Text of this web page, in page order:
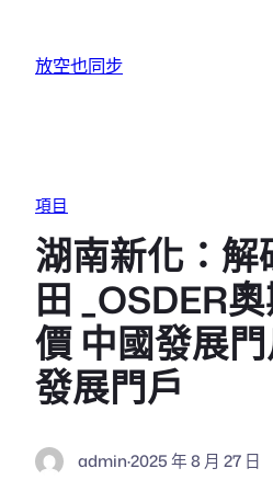
放空也同步
項目
湖南新化：
田 _OSDER
價 中國發展
發展門戶
admin·2025 年 8 月 27 日